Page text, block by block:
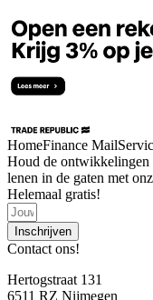
HomeFinance
Houd de ontwikkelingen
lenen in de gaten met
Helemaal gratis!
Inschrijven
Contact ons!
Hertogstraat 131
6511 RZ Nijmegen